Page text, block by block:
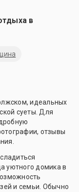
в
идеальных
суеты. Для
отзывы
уютного домика в
и семьи. Обычно